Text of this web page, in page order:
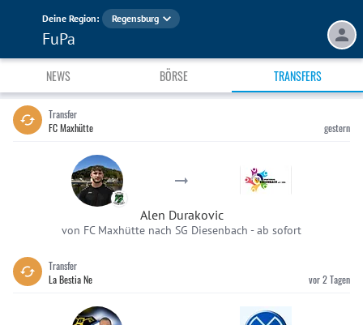
Deine Region: Regensburg
FuPa
NEWS BÖRSE TRANSFERS
Transfer
FC Maxhütte
gestern
Alen Durakovic
von FC Maxhütte nach SG Diesenbach -ab sofort
Transfer
La Bestia Ne
vor 2 Tagen